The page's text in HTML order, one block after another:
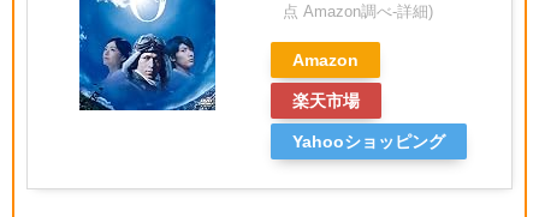
点 Amazon調べ-詳細)
Amazon
楽天市場
Yahooショッピング